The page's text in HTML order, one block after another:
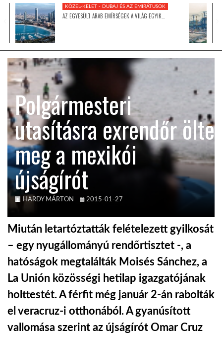
GLOBOTV BP
HÍR3D
TROPICALMAGAZIN
GLOBOTV
AFRIKA TUDÁSTÁR
A NAP SZÉPE
LINKTR.EE
GLOBOZSARU
DOBRAVERO.HU
LATIMO.HU
KÖZEL-KELET - DUBAJ ÉS AZ EMIRÁTUSOK
AZ EGYESÜLT ARAB EMÍRSÉGEK A VILÁG EGYIK…
Polgármesteri
utasításra exrendőr ölte
meg a mexikói
újságírót
HARDY MÁRTON 2015-01-27
Miután letartóztatták felételezett gyilkosát
– egy nyugállományú rendőrtisztet -, a
hatóságok megtalálták Moisés Sánchez, a
La Unión közösségi hetilap igazgatójának
holttestét. A férfit még január 2-án rabolták
el veracruz-i otthonából. A gyanúsított
vallomása szerint az újságírót Omar Cruz